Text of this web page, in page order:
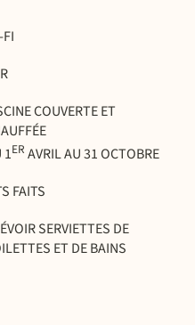
COUVERTE ET
1ER AVRIL AU 31 OCTOBRE
FAITS
SERVIETTES DE
ET DE BAINS